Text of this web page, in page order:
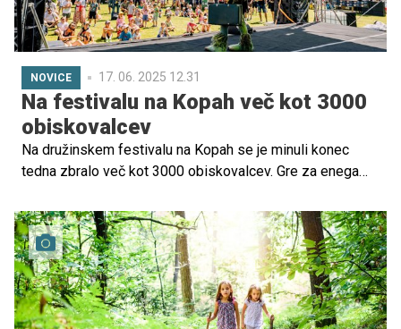
NOVICE 17. 06. 2025 12.31
Na festivalu na Kopah več kot 3000
obiskovalcev
Na družinskem festivalu na Kopah se je minuli konec
tedna zbralo več kot 3000 obiskovalcev. Gre za enega
začetek poletne sezone na Kopah.